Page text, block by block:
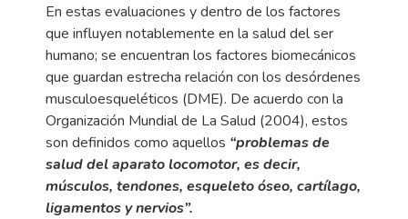
En estas evaluaciones y dentro de los factores
que influyen notablemente en la salud del ser
humano; se encuentran los factores biomecánicos
que guardan estrecha relación con los desórdenes
musculoesqueléticos (DME). De acuerdo con la
Organización Mundial de La Salud (2004), estos
son definidos como aquellos “problemas de
salud del aparato locomotor, es decir,
músculos, tendones, esqueleto óseo, cartílago,
ligamentos y nervios”.